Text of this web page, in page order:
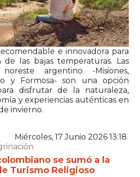
e innovadora para
de las bajas temperaturas. Las
argentino -Misiones,
y Formosa- son una opción
disfrutar de la naturaleza,
y experiencias auténticas en
invierno.
Miércoles, 17 Junio 2026 13:18
se sumó a la
Turismo Religioso